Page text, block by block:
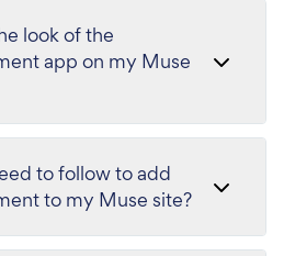
look of the
app on my Muse
to follow to add
to my Muse site?